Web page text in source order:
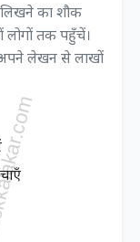
का शौक
तक पहुँचें।
लेखन से लाखों